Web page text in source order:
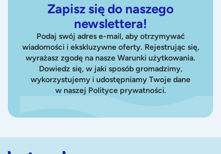
Zapisz się do naszego
newslettera!
Podaj swój adres e-mail, aby otrzymywać
wiadomości i ekskluzywne oferty. Rejestrując się,
wyrażasz zgodę na nasze Warunki użytkowania.
Dowiedz się, w jaki sposób gromadzimy,
wykorzystujemy i udostępniamy Twoje dane
w naszej Polityce prywatności.